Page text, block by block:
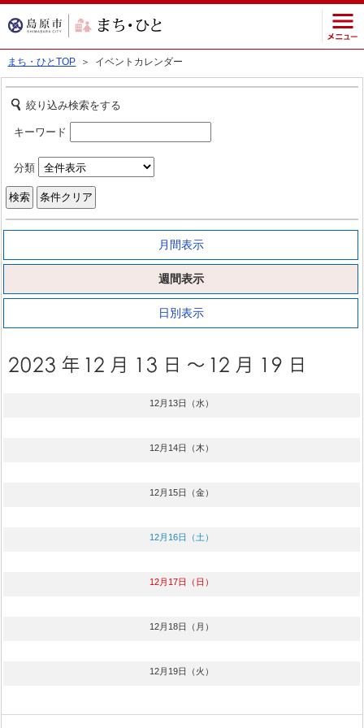
まち・ひとTOP ＞ イベントカレンダー
絞り込み検索をする
キーワード
分類
月間表示
週間表示
日別表示
12月13日（水）
12月14日（木）
12月15日（金）
12月16日（土）
12月17日（日）
12月18日（月）
12月19日（火）